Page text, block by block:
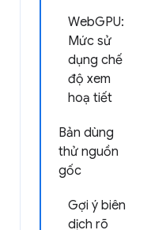
WebGPU:
Mức sử
dụng chế
độ xem
hoạ tiết
Bản dùng
thử nguồn
gốc
Gợi ý biên
dịch rõ